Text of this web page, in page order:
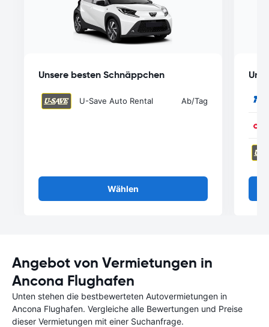
Unsere besten Schnäppchen
U-Save Auto Rental Ab/Tag
Wählen
Angebot von Vermietungen in
Ancona Flughafen
Unten stehen die bestbewerteten Autovermietungen in
Ancona Flughafen. Vergleiche alle Bewertungen und Preise
dieser Vermietungen mit einer Suchanfrage.